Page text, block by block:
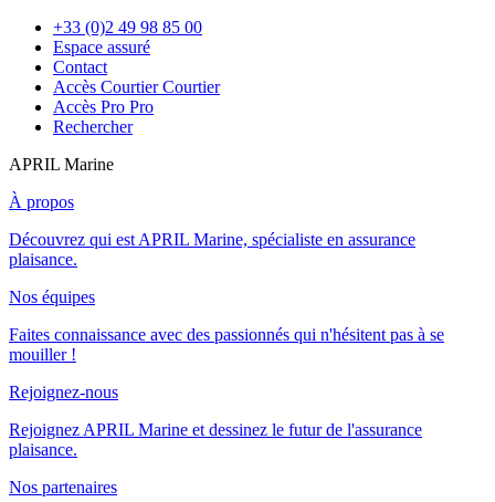
+33 (0)2 49 98 85 00
Espace assuré
Contact
Accès Courtier Courtier
Accès Pro Pro
Rechercher
APRIL Marine
À propos
Découvrez qui est APRIL Marine, spécialiste en assurance
plaisance.
Nos équipes
Faites connaissance avec des passionnés qui n'hésitent pas à se
mouiller !
Rejoignez-nous
Rejoignez APRIL Marine et dessinez le futur de l'assurance
plaisance.
Nos partenaires